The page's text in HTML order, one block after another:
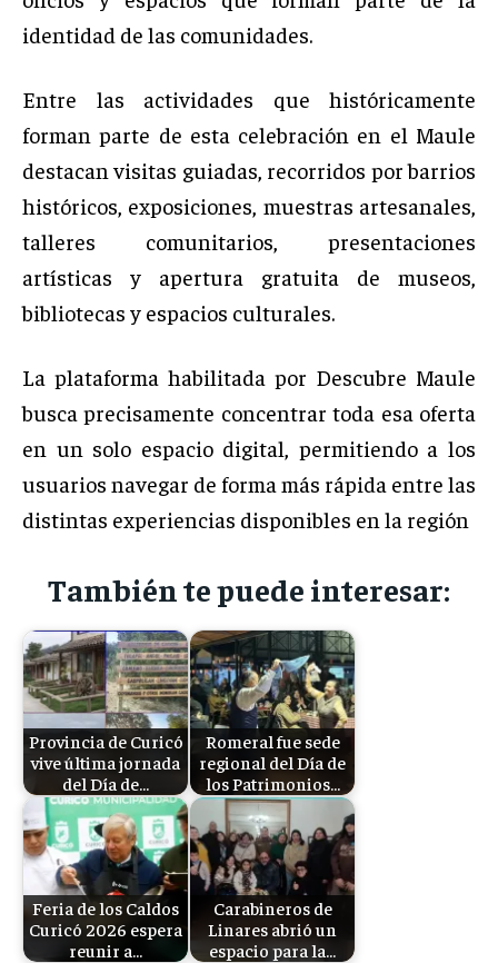
identidad de las comunidades.
Entre las actividades que históricamente
forman parte de esta celebración en el Maule
destacan visitas guiadas, recorridos por barrios
históricos, exposiciones, muestras artesanales,
talleres comunitarios, presentaciones
artísticas y apertura gratuita de museos,
bibliotecas y espacios culturales.
La plataforma habilitada por Descubre Maule
busca precisamente concentrar toda esa oferta
en un solo espacio digital, permitiendo a los
usuarios navegar de forma más rápida entre las
distintas experiencias disponibles en la región
También te puede interesar:
Provincia de Curicó
vive última jornada
del Día de…
Romeral fue sede
regional del Día de
los Patrimonios…
Feria de los Caldos
Curicó 2026 espera
reunir a…
Carabineros de
Linares abrió un
espacio para la…